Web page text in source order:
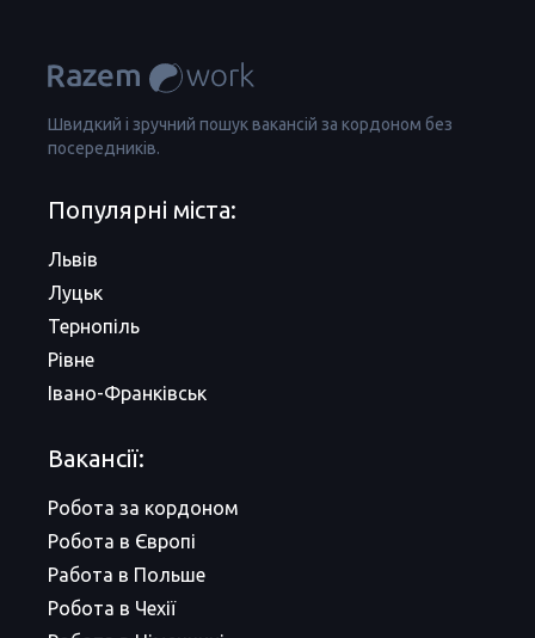
Швидкий і зручний пошук вакансій за кордоном без
посередників.
Популярні міста:
Львів
Луцьк
Тернопіль
Рівне
Івано-Франківськ
Вакансії:
Робота за кордоном
Робота в Європі
Работа в Польше
Робота в Чехії